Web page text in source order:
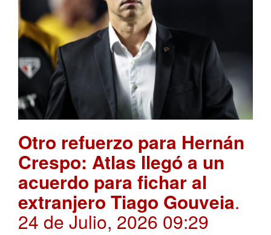
Otro refuerzo para Hernán
Crespo: Atlas llegó a un
acuerdo para fichar al
extranjero Tiago Gouveia.
24 de Julio, 2026 09:29